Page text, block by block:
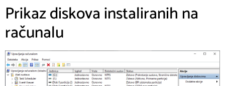
Prikaz diskova instaliranih na
računalu